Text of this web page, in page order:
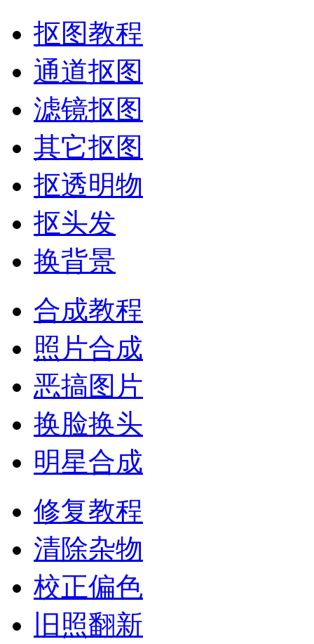
抠图教程
通道抠图
滤镜抠图
其它抠图
抠透明物
抠头发
换背景
合成教程
照片合成
恶搞图片
换脸换头
明星合成
修复教程
清除杂物
校正偏色
旧照翻新